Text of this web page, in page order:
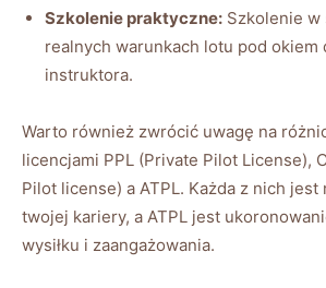
Szkolenie praktyczne: Szkolenie w
realnych warunkach lotu pod okiem
instruktora.
Warto również zwrócić uwagę na
licencjami PPL (Private Pilot License),
Pilot license) a ATPL. Każda z nich jest
twojej kariery, a ATPL jest
wysiłku i zaangażowania.